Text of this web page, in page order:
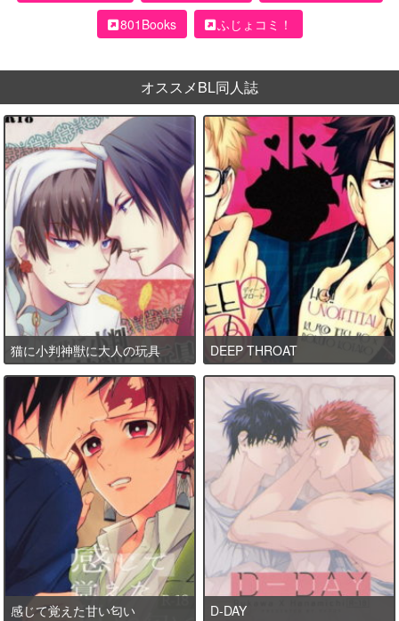
801Books
ふじょコミ！
オススメBL同人誌
猫に小判神獣に大人の玩具 DEEP THROAT
感じて覚えた甘い匂い D-DAY